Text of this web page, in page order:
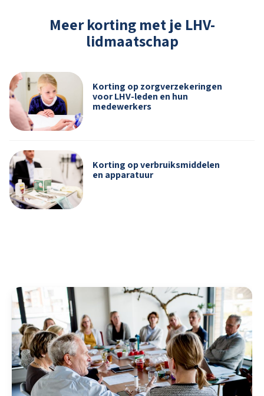
Meer korting met je LHV-
lidmaatschap
Korting op zorgverzekeringen
voor LHV-leden en hun
medewerkers
Korting op verbruiksmiddelen
en apparatuur